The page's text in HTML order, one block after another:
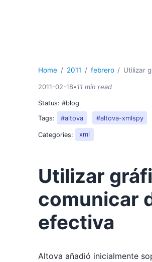
Home 2011 febrero Utilizar
2011-02-18•11 min read
Status:#blog
Tags:
#altova #altova-xmlspy
Categories: xml
Utilizar
comunicar
efectiva
Altova añadió inicialmente